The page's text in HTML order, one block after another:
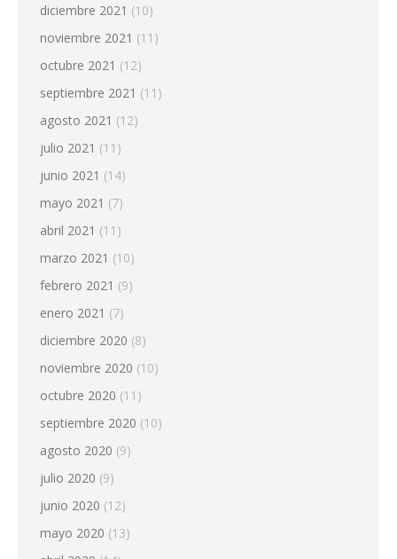
diciembre 2021 (10)
noviembre 2021 (11)
octubre 2021 (12)
septiembre 2021 (11)
agosto 2021 (12)
julio 2021 (11)
junio 2021 (14)
mayo 2021 (7)
abril 2021 (11)
marzo 2021 (10)
febrero 2021 (9)
enero 2021 (7)
diciembre 2020 (8)
noviembre 2020 (10)
octubre 2020 (11)
septiembre 2020 (10)
agosto 2020 (9)
julio 2020 (9)
junio 2020 (12)
mayo 2020 (13)